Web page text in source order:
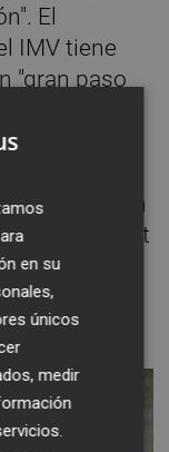
El
IMV tiene
"gran paso
durante
haya
para que
eficaz". En
la Generalitat
más pronto
en su
únicos
medir